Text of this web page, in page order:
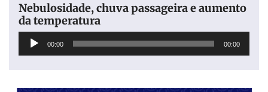
Nebulosidade, chuva passageira e aumento
da temperatura
Tocador
00:00 00:00